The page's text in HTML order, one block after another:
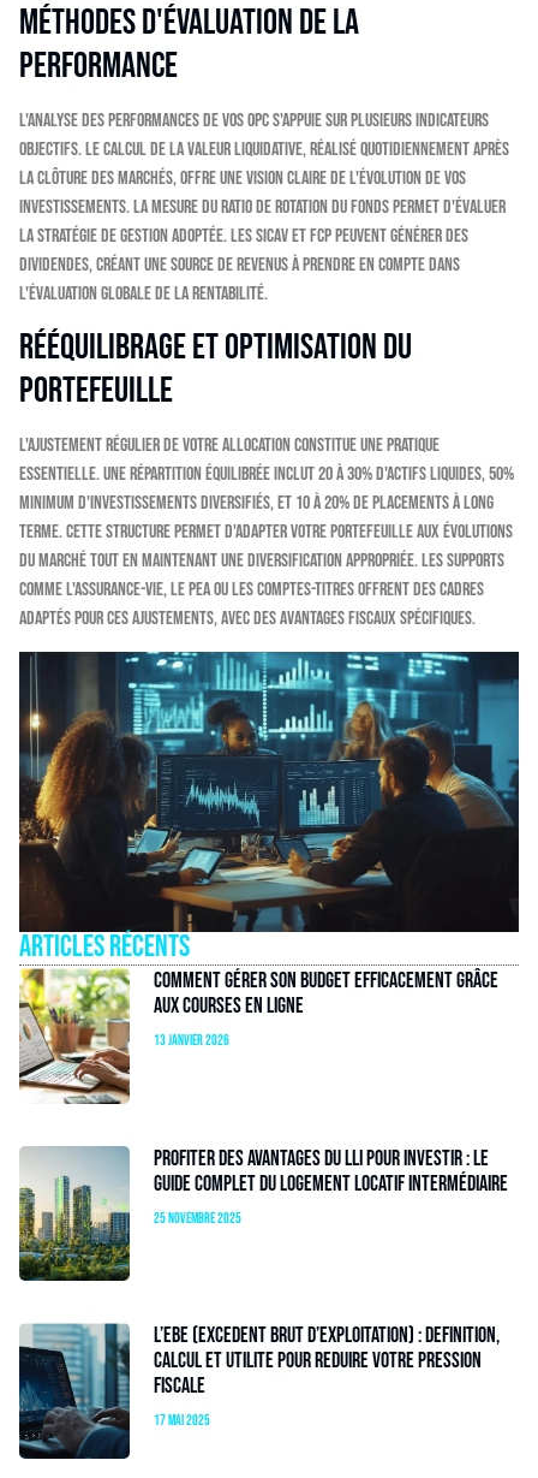
Méthodes d'évaluation de la
performance
L'analyse des performances de vos OPC s'appuie sur plusieurs indicateurs
objectifs. Le calcul de la valeur liquidative, réalisé quotidiennement après
la clôture des marchés, offre une vision claire de l'évolution de vos
investissements. La mesure du ratio de rotation du fonds permet d'évaluer
la stratégie de gestion adoptée. Les SICAV et FCP peuvent générer des
dividendes, créant une source de revenus à prendre en compte dans
l'évaluation globale de la rentabilité.
Rééquilibrage et optimisation du
portefeuille
L'ajustement régulier de votre allocation constitue une pratique
essentielle. Une répartition équilibrée inclut 20 à 30% d'actifs liquides, 50%
minimum d'investissements diversifiés, et 10 à 20% de placements à long
terme. Cette structure permet d'adapter votre portefeuille aux évolutions
du marché tout en maintenant une diversification appropriée. Les supports
comme l'assurance-vie, le PEA ou les comptes-titres offrent des cadres
adaptés pour ces ajustements, avec des avantages fiscaux spécifiques.
Articles récents
Comment gérer son budget efficacement grâce
aux courses en ligne
13 janvier 2026
Profiter des avantages du LLI pour investir : le
guide complet du logement locatif intermédiaire
25 novembre 2025
L’EBE (excedent brut d’exploitation) : Definition,
calcul et utilite pour reduire votre pression
fiscale
17 mai 2025